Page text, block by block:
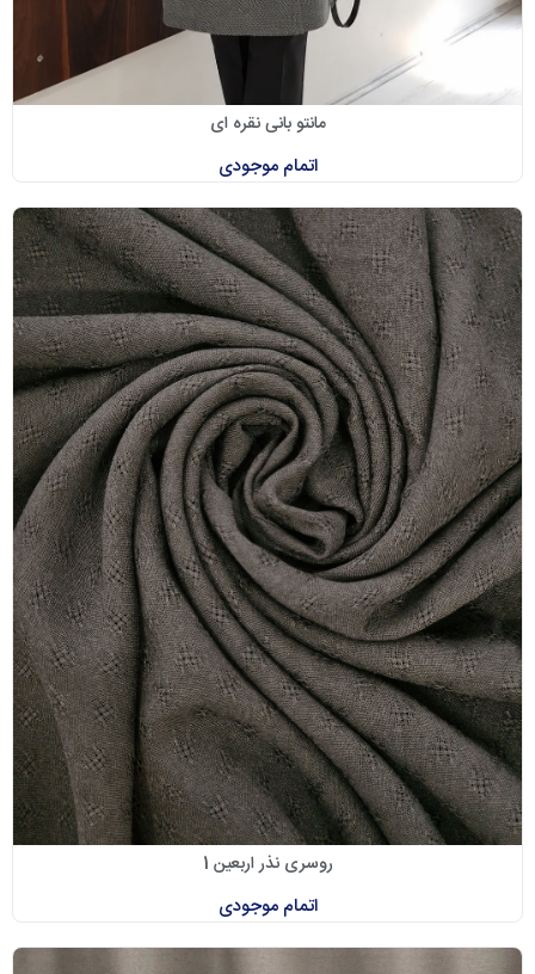
مانتو بانی نقره ای
اتمام موجودی
روسری نذر اربعین 1
اتمام موجودی